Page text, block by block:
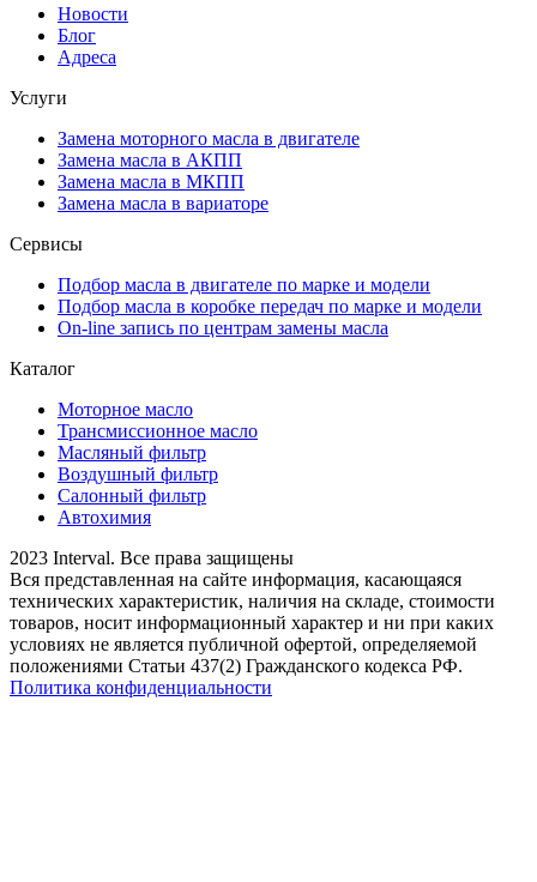
Новости
Блог
Адреса
Услуги
Замена моторного масла в двигателе
Замена масла в АКПП
Замена масла в МКПП
Замена масла в вариаторе
Сервисы
Подбор масла в двигателе по марке и модели
Подбор масла в коробке передач по марке и модели
On-line запись по центрам замены масла
Каталог
Моторное масло
Трансмиссионное масло
Масляный фильтр
Воздушный фильтр
Салонный фильтр
Автохимия
2023 Interval. Все права защищены
Вся представленная на сайте информация, касающаяся
технических характеристик, наличия на складе, стоимости
товаров, носит информационный характер и ни при каких
условиях не является публичной офертой, определяемой
положениями Статьи 437(2) Гражданского кодекса РФ.
Политика конфиденциальности